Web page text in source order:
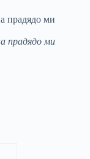
прадядо ми